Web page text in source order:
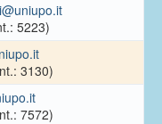
5223)
3130)
7572)